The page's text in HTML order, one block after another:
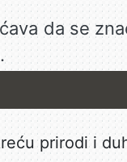
da se
prirodi i